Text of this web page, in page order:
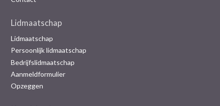
Lidmaatschap
Lidmaatschap
Persoonlijk lidmaatschap
Bedrijfslidmaatschap
Aanmeldformulier
Opzeggen